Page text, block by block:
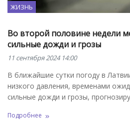
ЖИЗНЬ
Во второй половине недели
сильные дожди и грозы
11 сентября 2024 14:00
В ближайшие сутки погоду в
низкого давления, временами
сильные дожди и грозы,
Подробнее